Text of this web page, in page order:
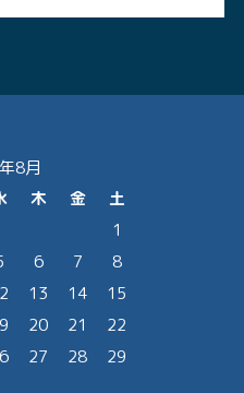
8月
木 金
土
1
6 7
8
13 14
15
20 21
22
27 28
29